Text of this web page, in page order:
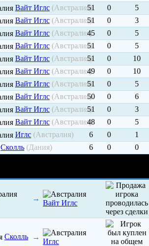
Вайт Иглс (Австралия)
51 0
5
Вайт Иглс (Австралия)
51 0
3
Вайт Иглс (Австралия)45 0
5
Вайт Иглс (Австралия)
51 0
5
Вайт Иглс (Австралия)
51 0
10
Вайт Иглс (Австралия)49 0
10
Вайт Иглс (Австралия)
51 0
5
Вайт Иглс (Австралия)50 0
6
Вайт Иглс (Австралия)
51 0
3
Вайт Иглс (Австралия)48 0
5
Иглс (Австралия) 6 0
1
Сколль (Дания) 6 0 0
→
Вайт Иглс
Сколль →
Иглс